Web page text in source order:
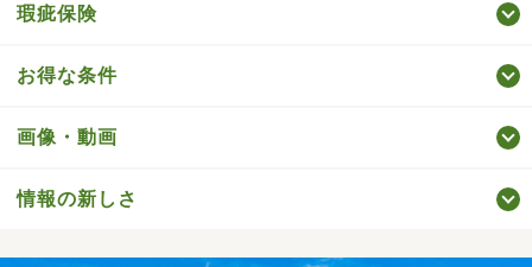
瑕疵保険
お得な条件
画像・動画
情報の新しさ